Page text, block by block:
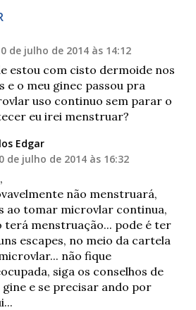
de julho de 2014 às 14:12
estou com cisto dermoide nos
e o meu ginec passou pra
uso continuo sem parar o
eu irei menstruar?
Edgar
de julho de 2014 às 16:32
não menstruará,
ao tomar microvlar continua,
terá menstruação... pode é ter
escapes, no meio da cartela
não fique
siga os conselhos de
gine e se precisar ando por